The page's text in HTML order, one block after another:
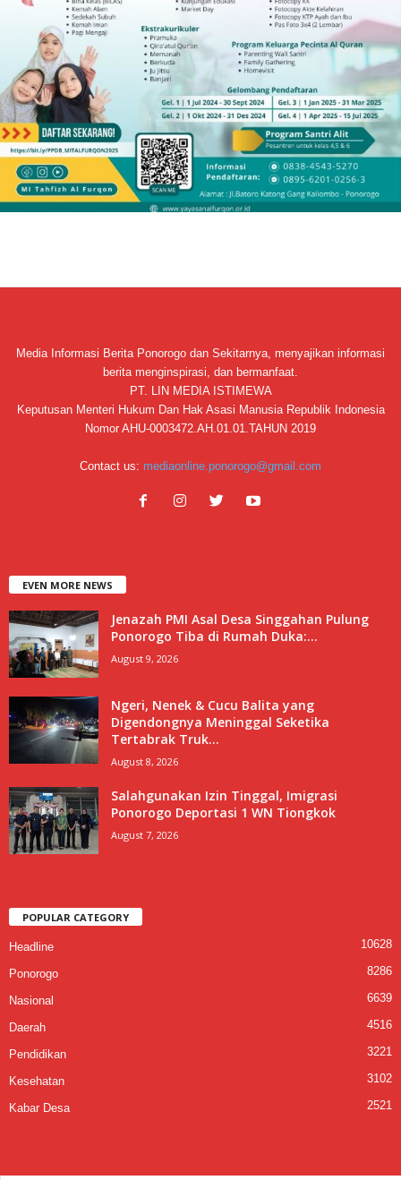
Media Informasi Berita Ponorogo dan Sekitarnya, menyajikan informasi
berita menginspirasi, dan bermanfaat.
PT. LIN MEDIA ISTIMEWA
Keputusan Menteri Hukum Dan Hak Asasi Manusia Republik Indonesia
Nomor AHU-0003472.AH.01.01.TAHUN 2019
Contact us: mediaonline.ponorogo@gmail.com
EVEN MORE NEWS
Jenazah PMI Asal Desa Singgahan Pulung
Ponorogo Tiba di Rumah Duka:...
August 9, 2026
Ngeri, Nenek & Cucu Balita yang
Digendongnya Meninggal Seketika
Tertabrak Truk...
August 8, 2026
Salahgunakan Izin Tinggal, Imigrasi
Ponorogo Deportasi 1 WN Tiongkok
August 7, 2026
POPULAR CATEGORY
Headline 10628
Ponorogo 8286
Nasional 6639
Daerah 4516
Pendidikan 3221
Kesehatan 3102
Kabar Desa 2521